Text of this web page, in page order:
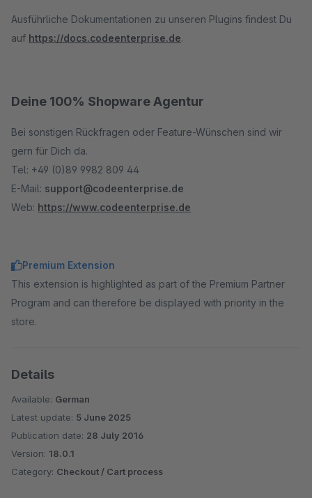
Ausführliche Dokumentationen zu unseren Plugins findest Du
auf https://docs.codeenterprise.de.
Deine 100% Shopware Agentur
Bei sonstigen Rückfragen oder Feature-Wünschen sind wir
gern für Dich da.
Tel: +49 (0)89 9982 809 44
E-Mail: support@codeenterprise.de
Web: https://www.codeenterprise.de
Premium Extension
This extension is highlighted as part of the Premium Partner
Program and can therefore be displayed with priority in the
store.
Details
Available: German
Latest update: 5 June 2025
Publication date: 28 July 2016
Version: 18.0.1
Category: Checkout / Cart process